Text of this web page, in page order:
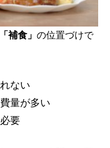
「補食」 の位置づけで
ない
量が多い
要